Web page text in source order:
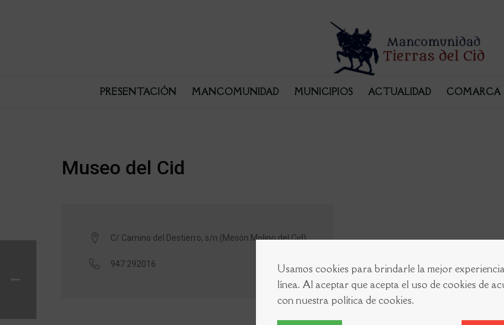
PRESENTACIÓN MANCOMUNIDAD MUNICIPIOS ACTUALIDAD COMARCA
Museo del Cid
C/ Camino del Destierro, s/n (Mesón Molino del Cid)
947 292016
Usamos cookies para brindarle la mejor
línea. Al aceptar que acepta el uso de cookies de
con nuestra política de cookies.